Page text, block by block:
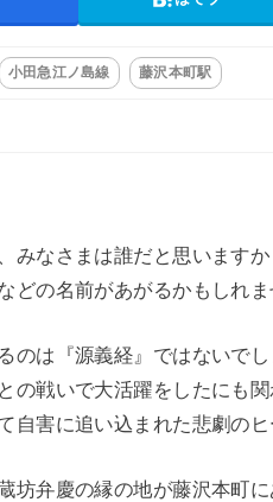
小田急江ノ島線 藤沢本町駅
みなさまは誰だと思いますか
の名前があがるかもしれま
のは『源義経』ではないでし
の戦いで大活躍をしたにも
害に追い込まれた悲劇のヒ
坊弁慶の縁の地が藤沢本町